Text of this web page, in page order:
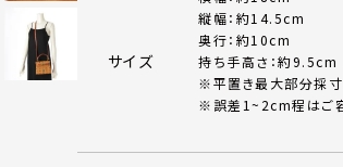
サイズ
縦幅：約14.5cm
奥行：約10cm
持ち手高さ：約9.5cm
※平置き最大部分採寸
※誤差1~2cm程はご